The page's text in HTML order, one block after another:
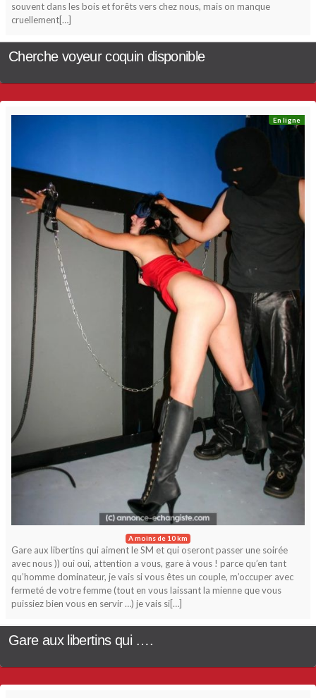
souvent dans les bois et forêts vers chez nous, mais on manque
cruellement[…]
Cherche voyeur coquin disponible
En ligne
A moins de 10 km
Gare aux libertins qui aiment le SM et qui oseront passer une soirée
avec nous )) oui oui, attention a vous, gare à vous ! parce qu’en tant
qu’homme dominateur, je vais si vous êtes un couple, m’occuper avec
fermeté de votre femme (tout en vous laissant la mienne que vous
puissiez bien vous en servir …) je vais si[…]
Gare aux libertins qui ….